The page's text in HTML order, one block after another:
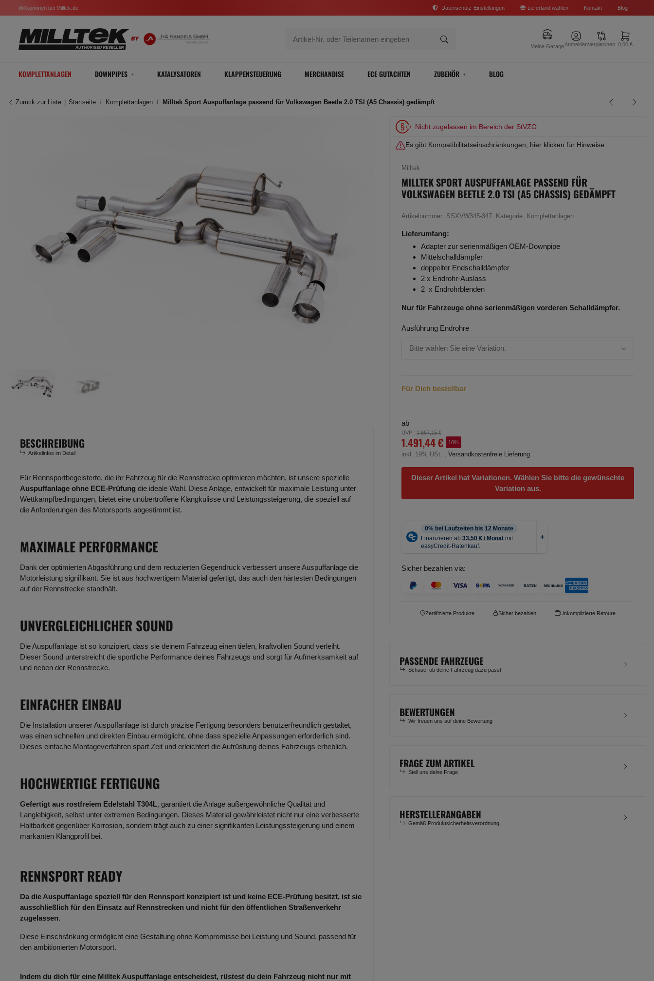
Willkommen bei Milltek.de Datenschutz-Einstellungen Lieferland wählen Kontakt Blog
Meine GarageAnmeldenVergleichen 0,00 €
KOMPLETTANLAGEN DOWNPIPES KATALYSATOREN KLAPPENSTEUERUNG MERCHANDISE ECE GUTACHTEN ZUBEHÖR BLOG
Zurück zur Liste Startseite Komplettanlagen Milltek Sport Auspuffanlage passend für Volkswagen Beetle 2.0 TSI (A5 Chassis) gedämpft
Nicht zugelassen im Bereich der StVZO
Es gibt Kompatibilitätseinschränkungen, hier klicken für Hinweise
Milltek
MILLTEK SPORT AUSPUFFANLAGE PASSEND FÜR
VOLKSWAGEN BEETLE 2.0 TSI (A5 CHASSIS) GEDÄMPFT
Artikelnummer: SSXVW345-347 Kategorie: Komplettanlagen
Lieferumfang:
Adapter zur serienmäßigen OEM-Downpipe
Mittelschalldämpfer
doppelter Endschalldämpfer
2 x Endrohr-Auslass
2 x Endrohrblenden
Nur für Fahrzeuge ohne serienmäßigen vorderen Schalldämpfer.
Ausführung Endrohre
Bitte wählen Sie eine Variation.
Für Dich bestellbar
ab
UVP:: 1.657,15 €
1.491,44 € 10%
inkl. 19% USt. , Versandkostenfreie Lieferung
Dieser Artikel hat Variationen. Wählen Sie bitte die gewünschte
Variation aus.
Sicher bezahlen via:
Zertifizierte Produkte Sicher bezahlen Unkomplizierte Retoure
PASSENDE FAHRZEUGE
Schaue, ob deine Fahrzeug dazu passt
BEWERTUNGEN
Wir freuen uns auf deine Bewertung
FRAGE ZUM ARTIKEL
Stell uns deine Frage
HERSTELLERANGABEN
Gemäß Produktsicherheitsverordnung
BESCHREIBUNG
Artikelinfos im Detail
Für Rennsportbegeisterte, die ihr Fahrzeug für die Rennstrecke optimieren möchten, ist unsere spezielle
Auspuffanlage ohne ECE-Prüfung die ideale Wahl. Diese Anlage, entwickelt für maximale Leistung unter
Wettkampfbedingungen, bietet eine unübertroffene Klangkulisse und Leistungssteigerung, die speziell auf
die Anforderungen des Motorsports abgestimmt ist.
MAXIMALE PERFORMANCE
Dank der optimierten Abgasführung und dem reduzierten Gegendruck verbessert unsere Auspuffanlage die
Motorleistung signifikant. Sie ist aus hochwertigem Material gefertigt, das auch den härtesten Bedingungen
auf der Rennstrecke standhält.
UNVERGLEICHLICHER SOUND
Die Auspuffanlage ist so konzipiert, dass sie deinem Fahrzeug einen tiefen, kraftvollen Sound verleiht.
Dieser Sound unterstreicht die sportliche Performance deines Fahrzeugs und sorgt für Aufmerksamkeit auf
und neben der Rennstrecke.
EINFACHER EINBAU
Die Installation unserer Auspuffanlage ist durch präzise Fertigung besonders benutzerfreundlich gestaltet,
was einen schnellen und direkten Einbau ermöglicht, ohne dass spezielle Anpassungen erforderlich sind.
Dieses einfache Montageverfahren spart Zeit und erleichtert die Aufrüstung deines Fahrzeugs erheblich.
HOCHWERTIGE FERTIGUNG
Gefertigt aus rostfreiem Edelstahl T304L, garantiert die Anlage außergewöhnliche Qualität und
Langlebigkeit, selbst unter extremen Bedingungen. Dieses Material gewährleistet nicht nur eine verbesserte
Haltbarkeit gegenüber Korrosion, sondern trägt auch zu einer signifikanten Leistungssteigerung und einem
markanten Klangprofil bei.
RENNSPORT READY
Da die Auspuffanlage speziell für den Rennsport konzipiert ist und keine ECE-Prüfung besitzt, ist sie
ausschließlich für den Einsatz auf Rennstrecken und nicht für den öffentlichen Straßenverkehr
zugelassen.
Diese Einschränkung ermöglicht eine Gestaltung ohne Kompromisse bei Leistung und Sound, passend für
den ambitionierten Motorsport.
Indem du dich für eine Milltek Auspuffanlage entscheidest, rüstest du dein Fahrzeug nicht nur mit